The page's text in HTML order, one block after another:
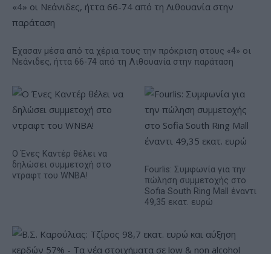
Έχασαν μέσα από τα χέρια τους την πρόκριση στους «4» οι
Νεάνιδες, ήττα 66-74 από τη Λιθουανία στην παράταση
Ο Ένες Καντέρ θέλει να
δηλώσει συμμετοχή στο
ντραφτ του WNBA!
Fourlis: Συμφωνία για την
πώληση συμμετοχής στο
Sofia South Ring Mall έναντι
49,35 εκατ. ευρώ